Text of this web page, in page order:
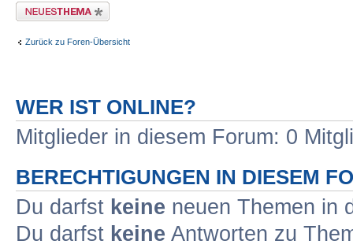
Neues Thema erstellen
Zurück zu Foren-Übersicht
WER IST ONLINE?
Mitglieder in diesem Forum: 0
BERECHTIGUNGEN IN DIESEM
Du darfst keine neuen Themen in
Du darfst keine Antworten zu